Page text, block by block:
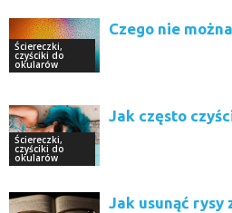
Ściereczki,
czyściki do
okularów
Czego nie
Ściereczki,
czyściki do
okularów
Jak często
Jak usunąć rysy